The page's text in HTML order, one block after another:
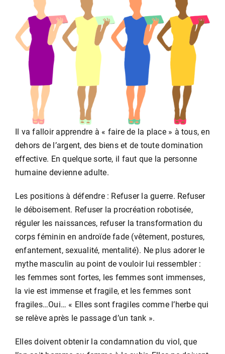
Il va falloir apprendre à « faire de la place » à tous, en
dehors de l’argent, des biens et de toute domination
effective. En quelque sorte, il faut que la personne
humaine devienne adulte.
Les positions à défendre : Refuser la guerre. Refuser
le déboisement. Refuser la procréation robotisée,
réguler les naissances, refuser la transformation du
corps féminin en androïde fade (vêtement, postures,
enfantement, sexualité, mentalité). Ne plus adorer le
mythe masculin au point de vouloir lui ressembler :
les femmes sont fortes, les femmes sont immenses,
la vie est immense et fragile, et les femmes sont
fragiles…Oui… « Elles sont fragiles comme l’herbe qui
se relève après le passage d’un tank ».
Elles doivent obtenir la condamnation du viol, que